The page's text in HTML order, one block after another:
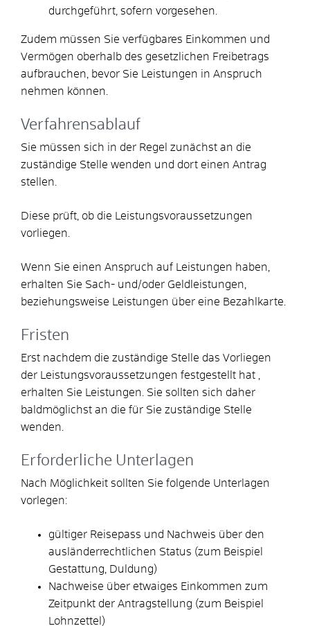
durchgeführt, sofern vorgesehen.
Zudem müssen Sie verfügbares Einkommen und
Vermögen oberhalb des gesetzlichen Freibetrags
aufbrauchen, bevor Sie Leistungen in Anspruch
nehmen können.
Verfahrensablauf
Sie müssen sich in der Regel zunächst an die
zuständige Stelle wenden und dort einen Antrag
stellen.
Diese prüft, ob die Leistungsvoraussetzungen
vorliegen.
Wenn Sie einen Anspruch auf Leistungen haben,
erhalten Sie Sach- und/oder Geldleistungen,
beziehungsweise Leistungen über eine Bezahlkarte.
Fristen
Erst nachdem die zuständige Stelle das Vorliegen
der Leistungsvoraussetzungen festgestellt hat ,
erhalten Sie Leistungen. Sie sollten sich daher
baldmöglichst an die für Sie zuständige Stelle
wenden.
Erforderliche Unterlagen
Nach Möglichkeit sollten Sie folgende Unterlagen
vorlegen:
gültiger Reisepass und Nachweis über den
ausländerrechtlichen Status (zum Beispiel
Gestattung, Duldung)
Nachweise über etwaiges Einkommen zum
Zeitpunkt der Antragstellung (zum Beispiel
Lohnzettel)